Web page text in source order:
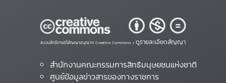
สงวนสิทธิ์ภายใต้สัญญาอนุญาต Creative Commons • ดูรายละเอียดสัญญา
สำนักงานคณะกรรมการสิทธิมนุษยชนแห่งชาติ
ศูนย์ข้อมูลข่าวสารของทางราชการ